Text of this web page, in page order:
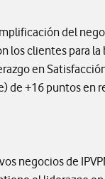
del
los clientes para
en
de +16 puntos en
negocios de